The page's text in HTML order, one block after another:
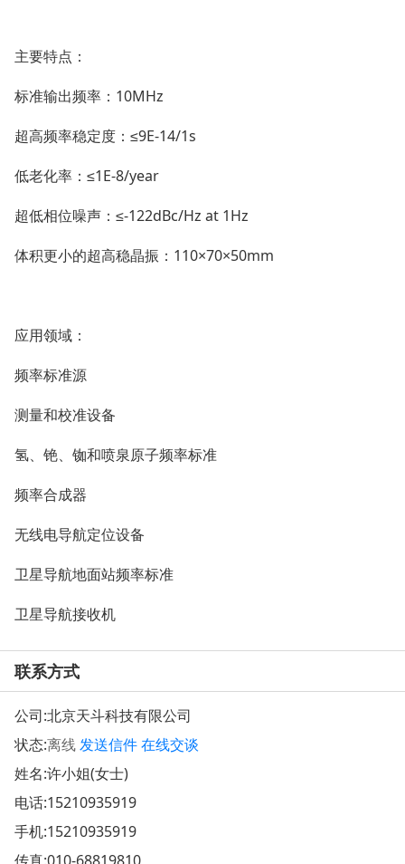
主要特点：
标准输出频率： 10MHz
超高频率稳定度： ≤9E-14/1s
低老化率： ≤1E-8/year
超低相位噪声： ≤-122dBc/Hz at 1Hz
体积更小的超高稳晶振： 110×70×50mm
应用领域：
频率标准源
测量和校准设备
氢、铯、铷和喷泉原子频率标准
频率合成器
无线电导航定位设备
卫星导航地面站频率标准
卫星导航接收机
联系方式
公司:北京天斗科技有限公司
状态:离线发送信件在线交谈
姓名:许小姐(女士)
电话:15210935919
手机:15210935919